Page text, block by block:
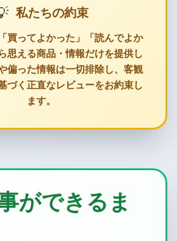
私たちの約束
買ってよかった」「読んでよか
思える商品・情報だけを提供し
偏った情報は一切排除し、客観
づく正直なレビューをお約束し
ます。
ができるま